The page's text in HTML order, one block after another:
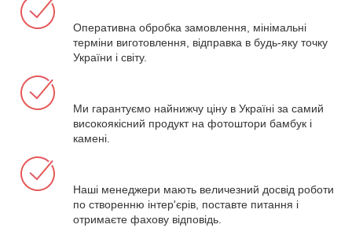
Оперативна обробка замовлення, мінімальні
терміни виготовлення, відправка в будь-яку точку
України і світу.
Ми гарантуємо найнижчу ціну в Україні за самий
високоякісний продукт на фотоштори бамбук і
камені.
Наші менеджери мають величезний досвід роботи
по створенню інтер'єрів, поставте питання і
отримаєте фахову відповідь.